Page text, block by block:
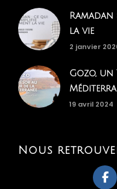
la vie
2 janvier
Gozo,
19 avril 2024
Nous